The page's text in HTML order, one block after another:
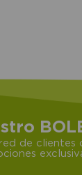
de clientes